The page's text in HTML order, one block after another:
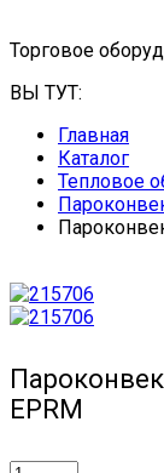
Торговое
ВЫ ТУТ:
Главная
Каталог
Тепловое
EPRM